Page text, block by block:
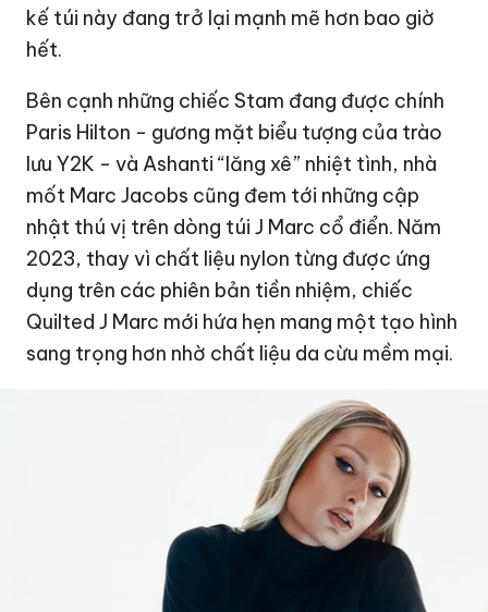
kế túi này đang trở lại mạnh mẽ hơn bao giờ
hết.
Bên cạnh những chiếc Stam đang được chính
Paris Hilton - gương mặt biểu tượng của trào
lưu Y2K - và Ashanti “lăng xê” nhiệt tình, nhà
mốt Marc Jacobs cũng đem tới những cập
nhật thú vị trên dòng túi J Marc cổ điển. Năm
2023, thay vì chất liệu nylon từng được ứng
dụng trên các phiên bản tiền nhiệm, chiếc
Quilted J Marc mới hứa hẹn mang một tạo hình
sang trọng hơn nhờ chất liệu da cừu mềm mại.